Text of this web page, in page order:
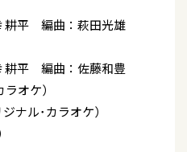
耕平 編曲：萩田光雄
耕平 編曲：佐藤和豊
オケ）
ナル･カラオケ）